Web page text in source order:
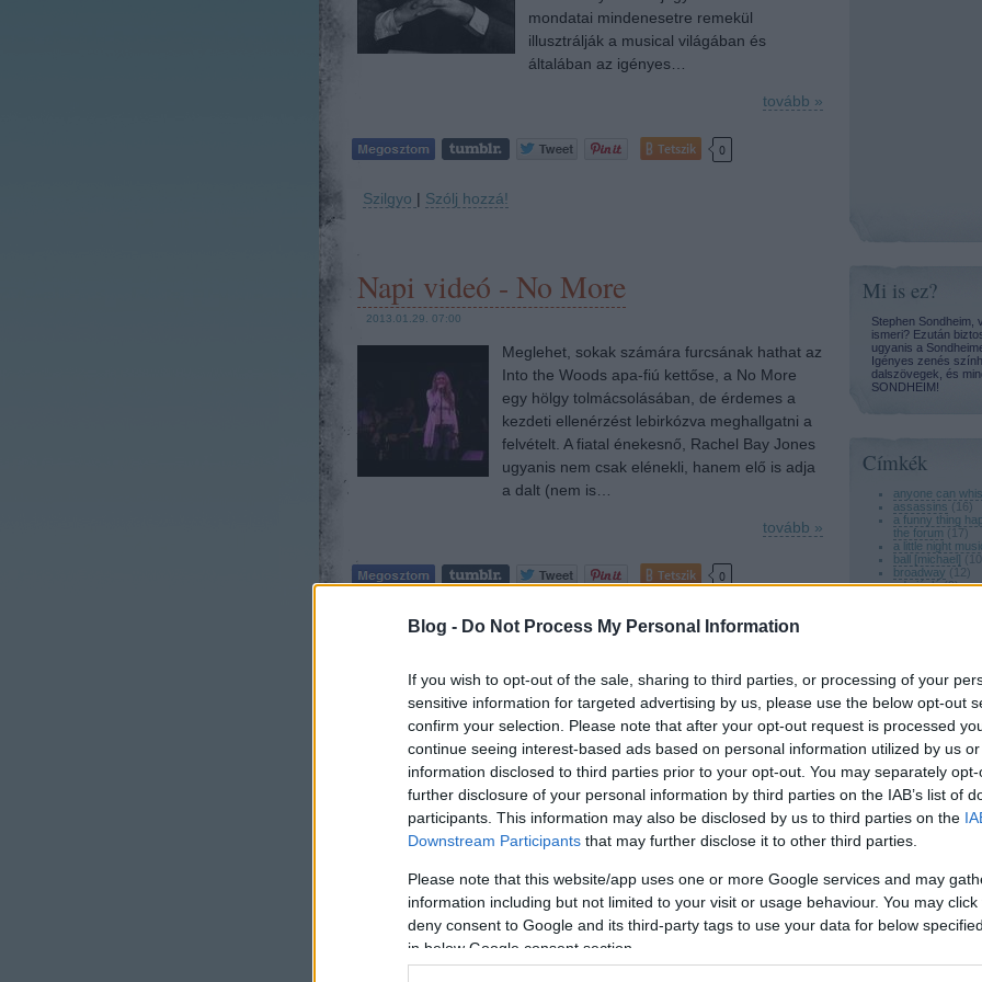
Blog - Do Not Process My Personal Information
If you wish to opt-out of the sale, sharing to third parties, or processing of your
sensitive information for targeted advertising by us, please use the below opt-out
confirm your selection. Please note that after your opt-out request is processed
continue seeing interest-based ads based on personal information utilized by us
information disclosed to third parties prior to your opt-out. You may separately
further disclosure of your personal information by third parties on the IAB’s list of
participants. This information may also be disclosed by us to third parties on the
Downstream Participants that may further disclose it to other third parties.
Please note that this website/app uses one or more Google services and may
information including but not limited to your visit or usage behaviour. You may
deny consent to Google and its third-party tags to use your data for below
in below Google consent section.
mondatai mindenesetre remekül
illusztrálják a musical világában és
általában az igényes…
tovább »
Tetszik 0
Szilgyo | Szólj hozzá!
Napi videó - No More
2013.01.29. 07:00
Meglehet, sokak számára furcsának hathat az
Into the Woods apa-fiú kettőse, a No More
egy hölgy tolmácsolásában, de érdemes a
kezdeti ellenérzést lebirkózva meghallgatni a
felvételt. A fiatal énekesnő, Rachel Bay Jones
ugyanis nem csak elénekli, hanem elő is adja
a dalt (nem is…
tovább »
Tetszik 0
Szilgyo|Szólj hozzá!
Mi is ez?
Stephen Sondheim,
ismeri? Ezután
ugyanis a
Igényes zenés
dalszövegek, és
SONDHEIM!
Címkék
anyone can
assassins ( 16 )
a funny thing
the forum ( 17)
a little night
ball [michael] ( 10
broadway ( 12)
cd ajánló (9)
külföldi
merrily we roll
pacific overtures
patinkin [mandy]
peters
sondheim
sunday in the
sweeney todd
vadregény (5 )
Címkefelhő
A
művek
1954 -Saturday